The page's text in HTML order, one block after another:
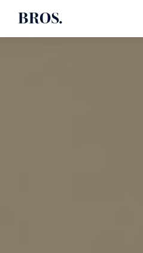
BROS.